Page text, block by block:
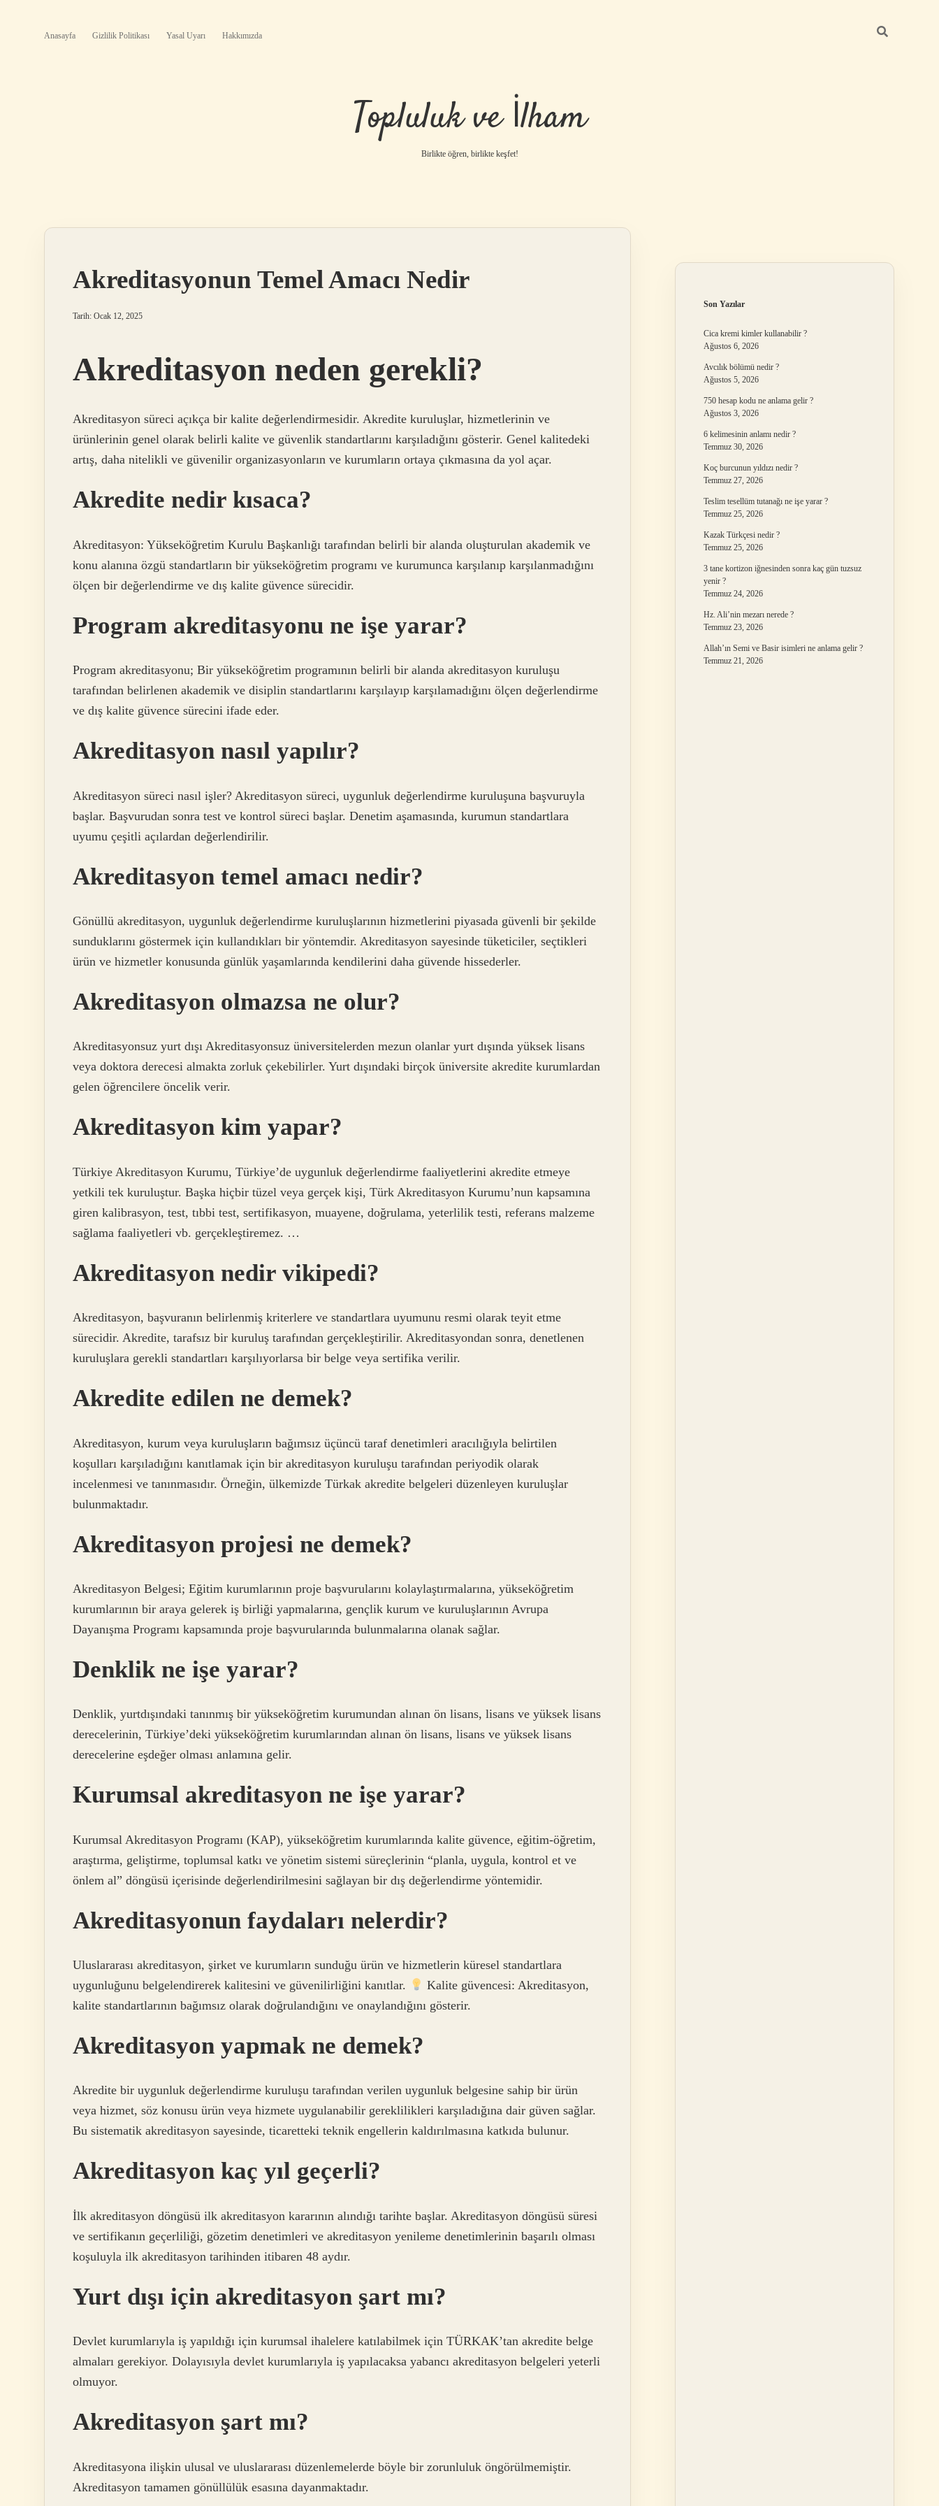
Anasayfa Gizlilik Politikası Yasal Uyarı Hakkımızda
Topluluk ve İlham
Birlikte öğren, birlikte keşfet!
Akreditasyonun Temel Amacı Nedir
Tarih: Ocak 12, 2025
Akreditasyon neden gerekli?
Akreditasyon süreci açıkça bir kalite değerlendirmesidir. Akredite kuruluşlar, hizmetlerinin ve
ürünlerinin genel olarak belirli kalite ve güvenlik standartlarını karşıladığını gösterir. Genel kalitedeki
artış, daha nitelikli ve güvenilir organizasyonların ve kurumların ortaya çıkmasına da yol açar.
Akredite nedir kısaca?
Akreditasyon: Yükseköğretim Kurulu Başkanlığı tarafından belirli bir alanda oluşturulan akademik ve
konu alanına özgü standartların bir yükseköğretim programı ve kurumunca karşılanıp karşılanmadığını
ölçen bir değerlendirme ve dış kalite güvence sürecidir.
Program akreditasyonu ne işe yarar?
Program akreditasyonu; Bir yükseköğretim programının belirli bir alanda akreditasyon kuruluşu
tarafından belirlenen akademik ve disiplin standartlarını karşılayıp karşılamadığını ölçen değerlendirme
ve dış kalite güvence sürecini ifade eder.
Akreditasyon nasıl yapılır?
Akreditasyon süreci nasıl işler? Akreditasyon süreci, uygunluk değerlendirme kuruluşuna başvuruyla
başlar. Başvurudan sonra test ve kontrol süreci başlar. Denetim aşamasında, kurumun standartlara
uyumu çeşitli açılardan değerlendirilir.
Akreditasyon temel amacı nedir?
Gönüllü akreditasyon, uygunluk değerlendirme kuruluşlarının hizmetlerini piyasada güvenli bir şekilde
sunduklarını göstermek için kullandıkları bir yöntemdir. Akreditasyon sayesinde tüketiciler, seçtikleri
ürün ve hizmetler konusunda günlük yaşamlarında kendilerini daha güvende hissederler.
Akreditasyon olmazsa ne olur?
Akreditasyonsuz yurt dışı Akreditasyonsuz üniversitelerden mezun olanlar yurt dışında yüksek lisans
veya doktora derecesi almakta zorluk çekebilirler. Yurt dışındaki birçok üniversite akredite kurumlardan
gelen öğrencilere öncelik verir.
Akreditasyon kim yapar?
Türkiye Akreditasyon Kurumu, Türkiye’de uygunluk değerlendirme faaliyetlerini akredite etmeye
yetkili tek kuruluştur. Başka hiçbir tüzel veya gerçek kişi, Türk Akreditasyon Kurumu’nun kapsamına
giren kalibrasyon, test, tıbbi test, sertifikasyon, muayene, doğrulama, yeterlilik testi, referans malzeme
sağlama faaliyetleri vb. gerçekleştiremez. …
Akreditasyon nedir vikipedi?
Akreditasyon, başvuranın belirlenmiş kriterlere ve standartlara uyumunu resmi olarak teyit etme
sürecidir. Akredite, tarafsız bir kuruluş tarafından gerçekleştirilir. Akreditasyondan sonra, denetlenen
kuruluşlara gerekli standartları karşılıyorlarsa bir belge veya sertifika verilir.
Akredite edilen ne demek?
Akreditasyon, kurum veya kuruluşların bağımsız üçüncü taraf denetimleri aracılığıyla belirtilen
koşulları karşıladığını kanıtlamak için bir akreditasyon kuruluşu tarafından periyodik olarak
incelenmesi ve tanınmasıdır. Örneğin, ülkemizde Türkak akredite belgeleri düzenleyen kuruluşlar
bulunmaktadır.
Akreditasyon projesi ne demek?
Akreditasyon Belgesi; Eğitim kurumlarının proje başvurularını kolaylaştırmalarına, yükseköğretim
kurumlarının bir araya gelerek iş birliği yapmalarına, gençlik kurum ve kuruluşlarının Avrupa
Dayanışma Programı kapsamında proje başvurularında bulunmalarına olanak sağlar.
Denklik ne işe yarar?
Denklik, yurtdışındaki tanınmış bir yükseköğretim kurumundan alınan ön lisans, lisans ve yüksek lisans
derecelerinin, Türkiye’deki yükseköğretim kurumlarından alınan ön lisans, lisans ve yüksek lisans
derecelerine eşdeğer olması anlamına gelir.
Kurumsal akreditasyon ne işe yarar?
Kurumsal Akreditasyon Programı (KAP), yükseköğretim kurumlarında kalite güvence, eğitim-öğretim,
araştırma, geliştirme, toplumsal katkı ve yönetim sistemi süreçlerinin “planla, uygula, kontrol et ve
önlem al” döngüsü içerisinde değerlendirilmesini sağlayan bir dış değerlendirme yöntemidir.
Akreditasyonun faydaları nelerdir?
Uluslararası akreditasyon, şirket ve kurumların sunduğu ürün ve hizmetlerin küresel standartlara
uygunluğunu belgelendirerek kalitesini ve güvenilirliğini kanıtlar.
Kalite güvencesi: Akreditasyon,
kalite standartlarının bağımsız olarak doğrulandığını ve onaylandığını gösterir.
Akreditasyon yapmak ne demek?
Akredite bir uygunluk değerlendirme kuruluşu tarafından verilen uygunluk belgesine sahip bir ürün
veya hizmet, söz konusu ürün veya hizmete uygulanabilir gereklilikleri karşıladığına dair güven sağlar.
Bu sistematik akreditasyon sayesinde, ticaretteki teknik engellerin kaldırılmasına katkıda bulunur.
Akreditasyon kaç yıl geçerli?
İlk akreditasyon döngüsü ilk akreditasyon kararının alındığı tarihte başlar. Akreditasyon döngüsü süresi
ve sertifikanın geçerliliği, gözetim denetimleri ve akreditasyon yenileme denetimlerinin başarılı olması
koşuluyla ilk akreditasyon tarihinden itibaren 48 aydır.
Yurt dışı için akreditasyon şart mı?
Devlet kurumlarıyla iş yapıldığı için kurumsal ihalelere katılabilmek için TÜRKAK’tan akredite belge
almaları gerekiyor. Dolayısıyla devlet kurumlarıyla iş yapılacaksa yabancı akreditasyon belgeleri yeterli
olmuyor.
Akreditasyon şart mı?
Akreditasyona ilişkin ulusal ve uluslararası düzenlemelerde böyle bir zorunluluk öngörülmemiştir.
Akreditasyon tamamen gönüllülük esasına dayanmaktadır.
Son Yazılar
Cica kremi kimler kullanabilir ?
Ağustos 6, 2026
Avcılık bölümü nedir ?
Ağustos 5, 2026
750 hesap kodu ne anlama gelir ?
Ağustos 3, 2026
6 kelimesinin anlamı nedir ?
Temmuz 30, 2026
Koç burcunun yıldızı nedir ?
Temmuz 27, 2026
Teslim tesellüm tutanağı ne işe yarar ?
Temmuz 25, 2026
Kazak Türkçesi nedir ?
Temmuz 25, 2026
3 tane kortizon iğnesinden sonra kaç gün tuzsuz
yenir ?
Temmuz 24, 2026
Hz. Ali’nin mezarı nerede ?
Temmuz 23, 2026
Allah’ın Semi ve Basir isimleri ne anlama gelir ?
Temmuz 21, 2026